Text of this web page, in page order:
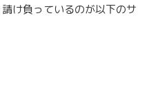
け負っているのが以下のサ